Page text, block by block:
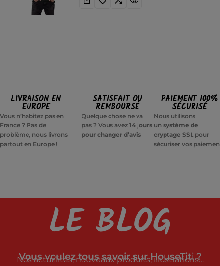
LIVRAISON EN
EUROPE
Vous n’habitez pas en
France ? Pas de
problème, nous livrons
partout en Europe !
SATISFAIT OU
REMBOURSÉ
Quelque chose ne va
pas ? Vous avez14 jours
pour changer d’avis
PAIEMENT 100%
SÉCURISÉ
Nous utilisons
un système de
cryptage SSLpour
sécuriser vos
LE BLOG
Vous voulez tous savoir sur HouseTiti ?
Nos actualités, nouveaux produits, illustrations…